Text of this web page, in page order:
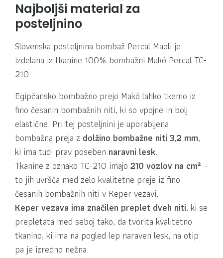
Najboljši material za
posteljnino
Slovenska posteljnina bombaž Percal Maoli je
izdelana iz tkanine 100% bombažni Makó Percal TC-
210.
Egipčansko bombažno prejo Makó lahko tkemo iz
fino česanih bombažnih niti, ki so vpojne in bolj
elastične. Pri tej posteljnini je uporabljena
bombažna preja z dolžino bombažne niti 3,2 mm,
ki ima tudi prav poseben naravni lesk.
Tkanine z oznako TC-210 imajo 210 vozlov na cm² –
to jih uvršča med zelo kvalitetne preje iz fino
česanih bombažnih niti v Keper vezavi.
Keper vezava ima značilen preplet dveh niti, ki se
prepletata med seboj tako, da tvorita kvalitetno
tkanino, ki ima na pogled lep naraven lesk, na otip
pa je izredno nežna.